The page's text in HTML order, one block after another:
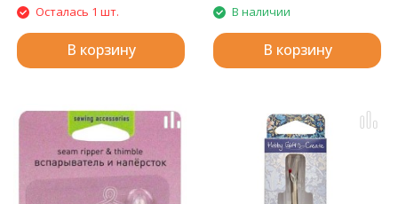
Осталась 1 шт.
В корзину
В наличии
В корзину